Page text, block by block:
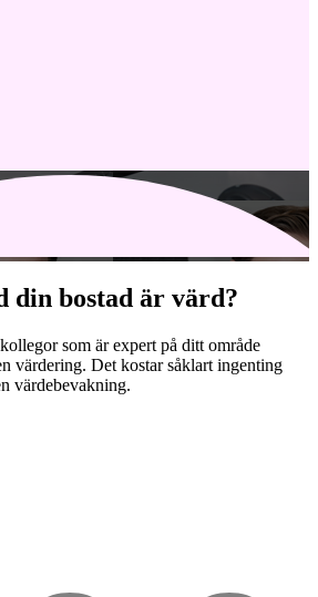
din bostad är värd?
som är expert på ditt område
värdering. Det kostar såklart ingenting
värdebevakning.